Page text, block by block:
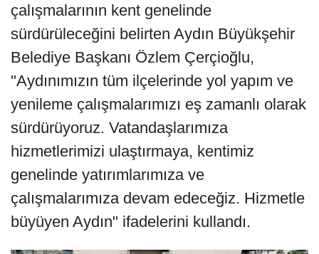
çalışmalarının kent genelinde
sürdürüleceğini belirten Aydın Büyükşehir
Belediye Başkanı Özlem Çerçioğlu,
"Aydınımızın tüm ilçelerinde yol yapım ve
yenileme çalışmalarımızı eş zamanlı olarak
sürdürüyoruz. Vatandaşlarımıza
hizmetlerimizi ulaştırmaya, kentimiz
genelinde yatırımlarımıza ve
çalışmalarımıza devam edeceğiz. Hizmetle
büyüyen Aydın" ifadelerini kullandı.